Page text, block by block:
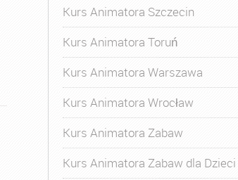
Kurs Animatora Szczecin
Kurs Animatora Toruń
Kurs Animatora Warszawa
Kurs Animatora Wrocław
Kurs Animatora Zabaw
Kurs Animatora Zabaw dla Dzieci